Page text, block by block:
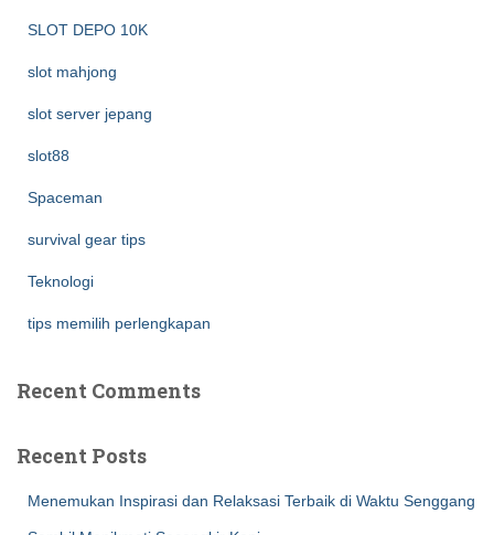
SLOT DEPO 10K
slot mahjong
slot server jepang
slot88
Spaceman
survival gear tips
Teknologi
tips memilih perlengkapan
Recent Comments
Recent Posts
Menemukan Inspirasi dan Relaksasi Terbaik di Waktu Senggang